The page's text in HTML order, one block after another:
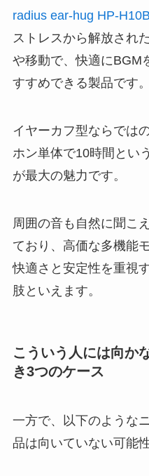
radius ear-hug HP-
ストレスから解放され
や移動で、快適にBGM
すすめできる製品です。
イヤーカフ型ならでは
ホン単体で10時間とい
が最大の魅力です。
周囲の音も自然に聞こ
ており、高価な多機能
快適さと安定性を重視
肢といえます。
こういう人には向か
き3つのケース
一方で、以下のような
品は向いていない可能